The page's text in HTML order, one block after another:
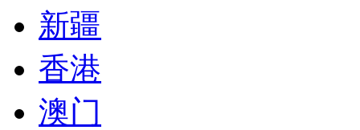
新疆
香港
澳门